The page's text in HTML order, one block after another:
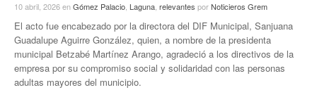
10 abril, 2026enGómez Palacio Laguna relevantes porNoticieros Grem
El acto fue encabezado por la directora del DIF Municipal, Sanjuana
Guadalupe Aguirre González, quien, a nombre de la presidenta
municipal Betzabé Martínez Arango, agradeció a los directivos de la
empresa por su compromiso social y solidaridad con las personas
adultas mayores del municipio.